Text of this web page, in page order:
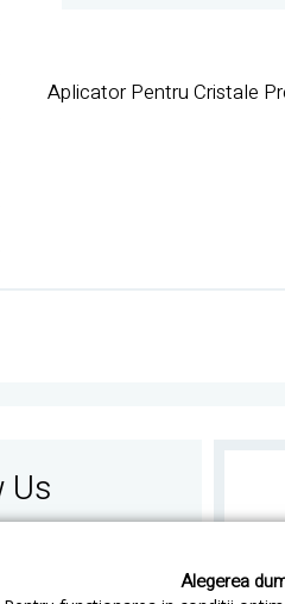
Alegerea
Aplicator Pentru Cristale
Us